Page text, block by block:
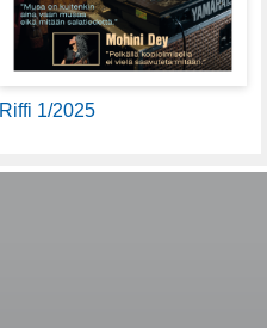
Riffi 1/2025